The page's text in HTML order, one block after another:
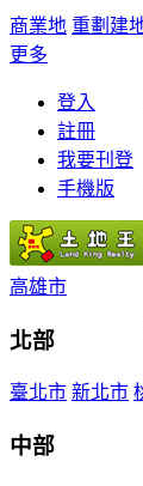
商業地 重劃建
更多
登入
註冊
我要刊登
手機版
高雄市
北部
臺北市 新北市
中部